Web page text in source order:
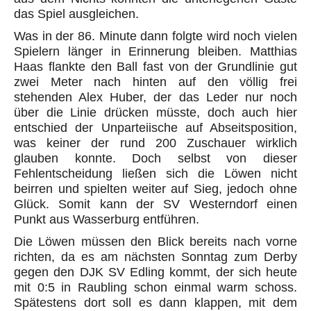
das Spiel ausgleichen.
Was in der 86. Minute dann folgte wird noch vielen
Spielern länger in Erinnerung bleiben. Matthias
Haas flankte den Ball fast von der Grundlinie gut
zwei Meter nach hinten auf den völlig frei
stehenden Alex Huber, der das Leder nur noch
über die Linie drücken müsste, doch auch hier
entschied der Unparteiische auf Abseitsposition,
was keiner der rund 200 Zuschauer wirklich
glauben konnte. Doch selbst von dieser
Fehlentscheidung ließen sich die Löwen nicht
beirren und spielten weiter auf Sieg, jedoch ohne
Glück. Somit kann der SV Westerndorf einen
Punkt aus Wasserburg entführen.
Die Löwen müssen den Blick bereits nach vorne
richten, da es am nächsten Sonntag zum Derby
gegen den DJK SV Edling kommt, der sich heute
mit 0:5 in Raubling schon einmal warm schoss.
Spätestens dort soll es dann klappen, mit dem